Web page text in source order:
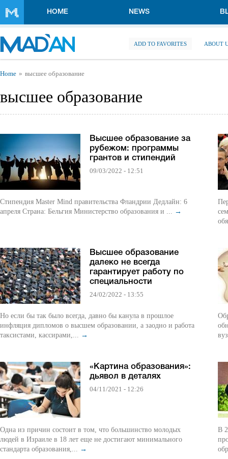
HOME NEWS
ADD TO FAVORITES ABOUT
You are here
Home высшее образование
высшее образование
Высшее образование за
рубежом: программы
грантов и стипендий
09/03/2022 - 12:51
Стипендия Master Mind правительства Фландрии Дедлайн: 6
апреля Страна: Бельгия Министерство образования и ... →
Высшее образование
далеко не всегда
гарантирует работу по
специальности
24/02/2022 - 13:55
Но если бы так было всегда, давно бы канула в прошлое
инфляция дипломов о высшем образовании, а заодно и работа
таксистами, кассирами,... →
«Картина образования»:
дьявол в деталях
04/11/2021 - 12:26
Одна из причин состоит в том, что большинство молодых
людей в Израиле в 18 лет еще не достигают минимального
стандарта образования,... →
В